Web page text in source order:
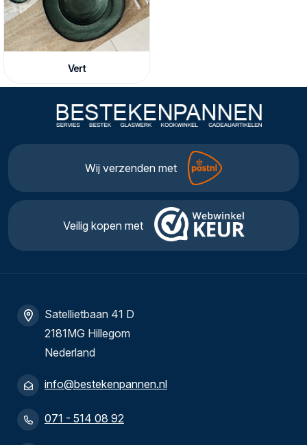
Vert
Wij verzenden met
Veilig kopen met
Satellietbaan 41 D
2181MG Hillegom
Nederland
info@bestekenpannen.nl
071 - 514 08 92